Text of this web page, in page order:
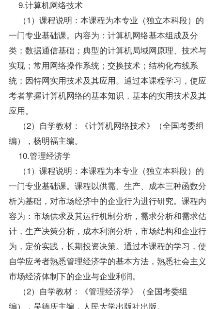
9.计算机网络技术
（1）课程说明：本课程为本专业（独立本科段）的
一门专业基础课。内容为：计算机网络基本组成及分
类；数据通信基础；典型的计算机局域网原理、技术与
实现；常用网络操作系统；交换技术；结构化布线系
统；因特网实用技术及其应用。通过本课程学习，使应
考者掌握计算机网络的基本知识，基本的实用技术及其
应用。
（2）自学教材：《计算机网络技术》（全国考委组
编），杨明福主编。
10.管理经济学
（1）课程说明：本课程为本专业（独立本科段）的
一门专业基础课。课程以供需、生产、成本三种函数分
析为基础，对市场经济中的企业行为进行研究。课程内
容为：市场供求及其运行机制分析，需求分析和需求估
计，生产决策分析，成本利润分析，市场结构和企业行
为，定价实践，长期投资决策。通过本课程的学习，使
自学应考者熟悉管理经济学的基本方法，熟悉社会主义
市场经济体制下的企业与企业利润。
（2）自学教材：《管理经济学》（全国考委组
编），吴德庆主编，人民大学出版社出版。